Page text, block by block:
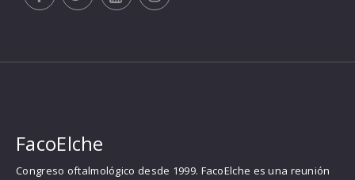
FacoElche
Congreso oftalmológico desde 1999. FacoElche es una reunión